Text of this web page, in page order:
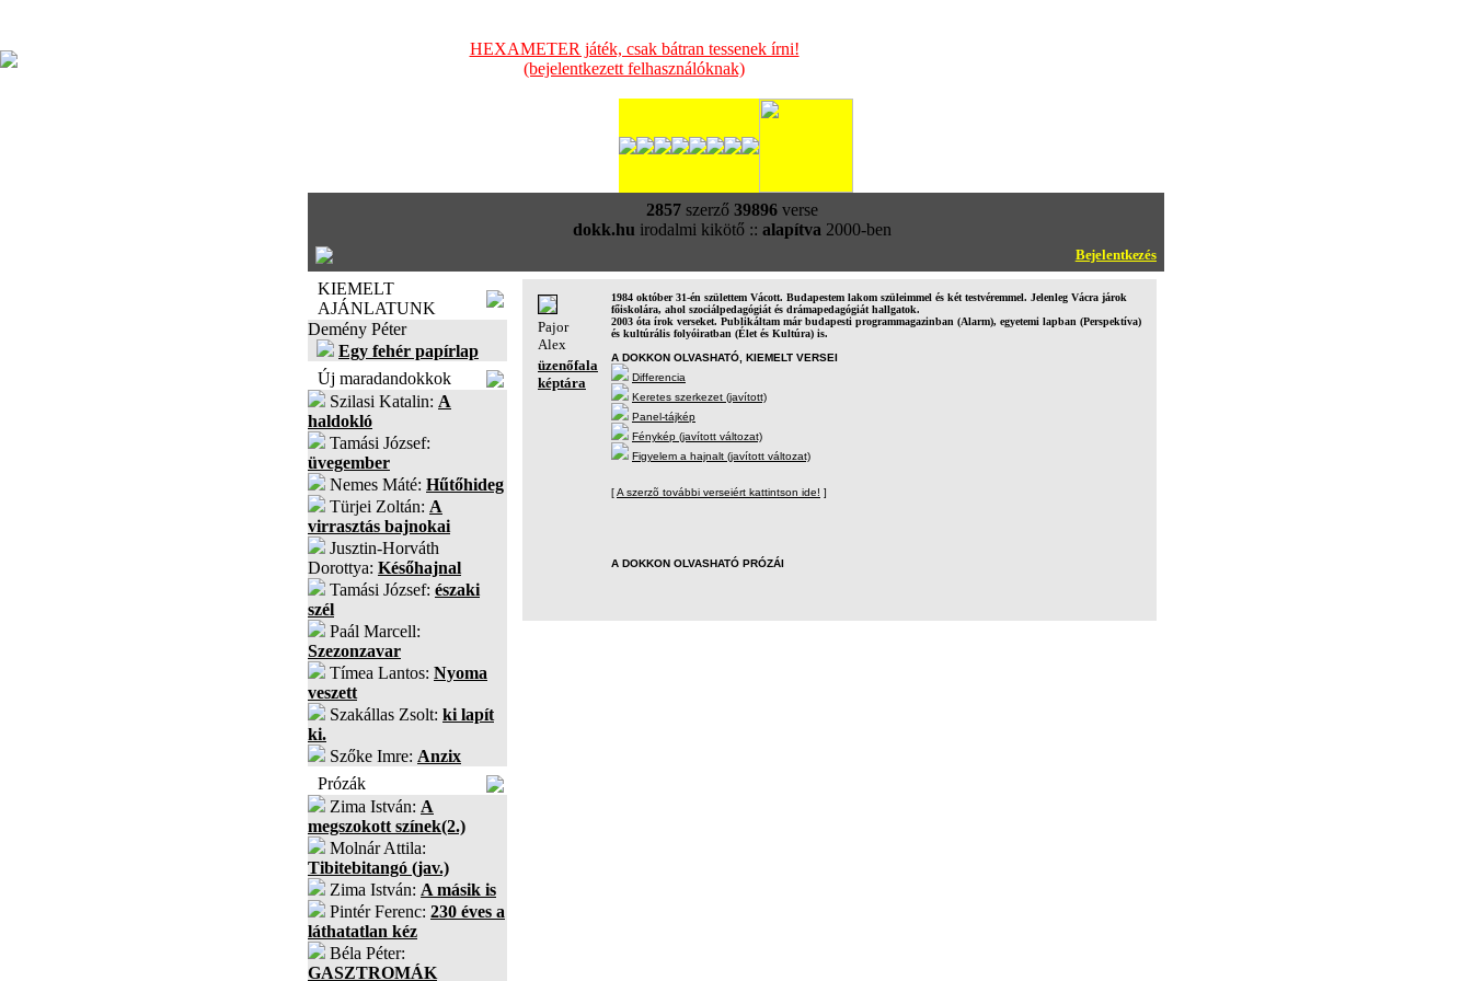
HEXAMETER játék, csak bátran tessenek írni!
(bejelentkezett felhasználóknak)
2857szerző 39896verse
dokk.hu irodalmi kikötő :: alapítva 2000-ben
Bejelentkezés
KIEMELT
AJÁNLATUNK
Demény Péter
Egy fehér papírlap
Új maradandokkok
Szilasi Katalin: A
haldokló
Tamási József:
üvegember
Nemes Máté: Hűtőhideg
Türjei Zoltán: A
virrasztás bajnokai
Jusztin-Horváth
Dorottya: Későhajnal
Tamási József: északi
szél
Paál Marcell:
Szezonzavar
Tímea Lantos: Nyoma
veszett
Szakállas Zsolt: ki lapít
ki.
Szőke Imre: Anzix
Prózák
Zima István: A
megszokott színek(2.)
Molnár Attila:
Tibitebitangó (jav.)
Zima István: A másik is
Pintér Ferenc: 230 éves a
láthatatlan kéz
Béla Péter:
GASZTROMÁK
Pajor
Alex
üzenőfala
képtára
1984 október 31-én születtem Vácott. Budapestem lakom szüleimmel és két testvéremmel. Jelenleg Vácra járok
főiskolára, ahol szociálpedagógiát és drámapedagógiát hallgatok.
2003 óta írok verseket. Publikáltam már budapesti programmagazinban (Alarm), egyetemi lapban (Perspektíva)
és kultúrális folyóiratban (Élet és Kultúra) is.
A DOKKON OLVASHATÓ, KIEMELT VERSEI
Differencia
Keretes szerkezet (javított)
Panel-tájkép
Fénykép (javított változat)
Figyelem a hajnalt (javított változat)
[A szerzõ további verseiért kattintson ide! ]
A DOKKON OLVASHATÓ PRÓZÁI